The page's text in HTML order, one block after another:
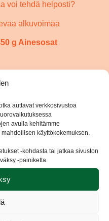
auttavat verkkosivustoa
avulla kehitämme
käyttökokemuksen.
-kohdasta tai jatkaa sivuston
-painiketta.
voi tehdä helposti?
alkuvoimaa
g Ainesosat